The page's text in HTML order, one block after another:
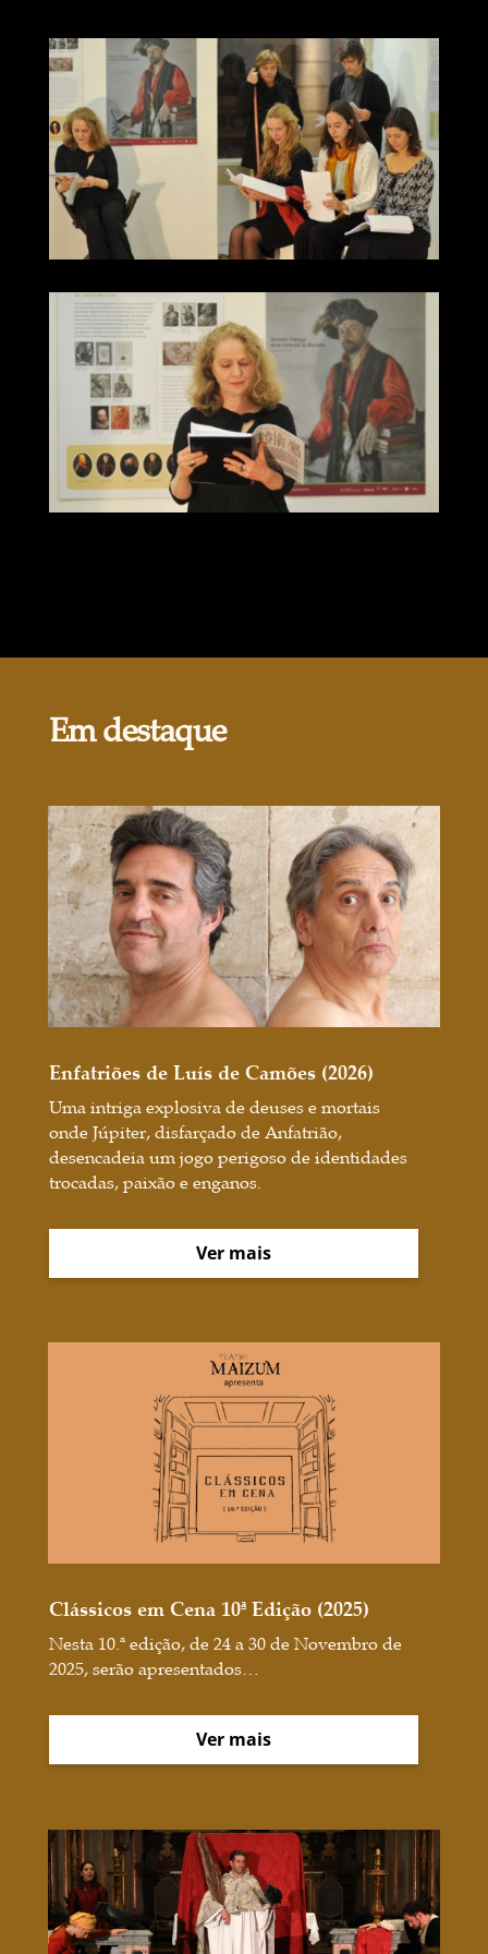
Em destaque
Enfatriões de Luís de Camões (2026)
Uma intriga explosiva de deuses e mortais
onde Júpiter, disfarçado de Anfatrião,
desencadeia um jogo perigoso de identidades
trocadas, paixão e enganos.
Ver mais
Clássicos em Cena 10ª Edição (2025)
Nesta 10.ª edição, de 24 a 30 de Novembro de
2025, serão apresentados…
Ver mais